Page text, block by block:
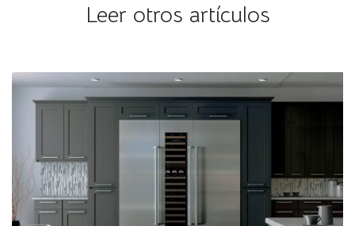
Leer otros artículos